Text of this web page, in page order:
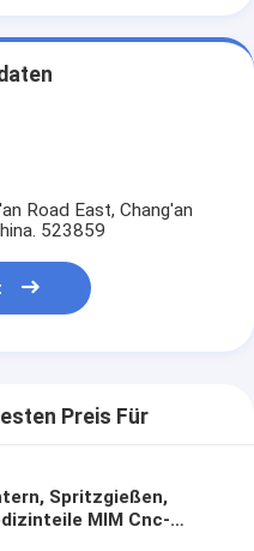
Road East, Chang'an
523859
Preis Für
Spritzgießen,
MIM Cnc-